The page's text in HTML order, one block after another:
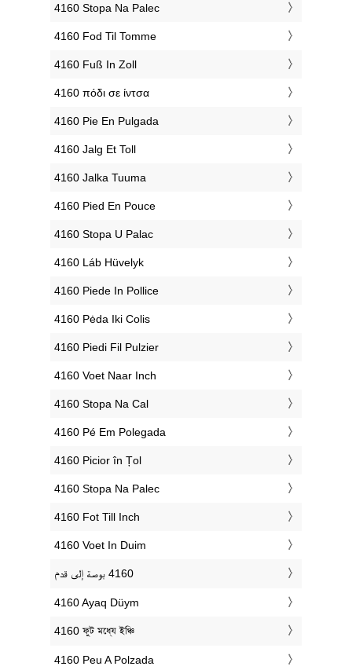
‎4160 Stopa Na Palec
‎4160 Fod Til Tomme
‎4160 Fuß In Zoll
‎4160 πόδι σε ίντσα
‎4160 Pie En Pulgada
‎4160 Jalg Et Toll
‎4160 Jalka Tuuma
‎4160 Pied En Pouce
‎4160 Stopa U Palac
‎4160 Láb Hüvelyk
‎4160 Piede In Pollice
‎4160 Pėda Iki Colis
‎4160 Piedi Fil Pulzier
‎4160 Voet Naar Inch
‎4160 Stopa Na Cal
‎4160 Pé Em Polegada
‎4160 Picior în Țol
‎4160 Stopa Na Palec
‎4160 Fot Till Inch
‎4160 Voet In Duim
‎4160 Ayaq Düym
‎4160 ফুট মধ্যে ইঞ্চি
‎4160 Peu A Polzada